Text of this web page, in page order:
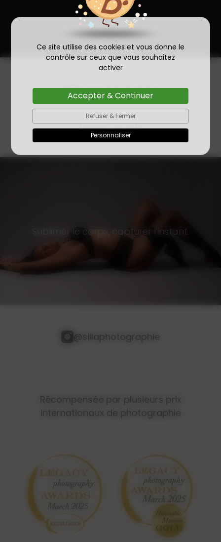
Ce site utilise des cookies et vous donne le
contrôle sur ceux que vous souhaitez
activer
Accepter & Continuer
Refuser & Fermer
Personnaliser
En voir plus
TÉMOIGNAGES
Donner un avis
Sublimer le corps, capturer l'instant.
@sillaphotographie
Récompensée par plusieurs prix
internationaux de photographie